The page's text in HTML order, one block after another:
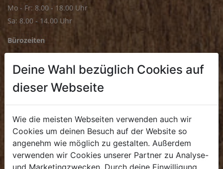
Mo - Fr: 8.00 - 18.00 Uhr
Sa: 8.00 - 14.00 Uhr
Bürozeiten
.+43 7272 4859 70
KULINARIUM
Deine Wahl bezüglich Cookies auf
dieser Webseite
Wie die meisten Webseiten verwenden auch wir
Cookies um deinen Besuch auf der Website so
angenehm wie möglich zu gestalten. Außerdem
verwenden wir Cookies unserer Partner zu Analyse-
und Marketingzwecken. Durch deine Einwilligung